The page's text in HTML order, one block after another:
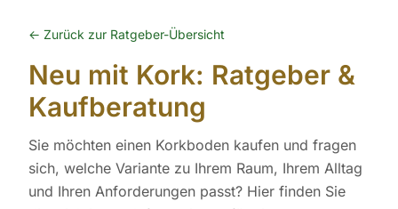
← Zurück zur Ratgeber-Übersicht
Neu mit Kork: Ratgeber &
Kaufberatung
Sie möchten einen Korkboden kaufen und fragen
sich, welche Variante zu Ihrem Raum, Ihrem Alltag
und Ihren Anforderungen passt? Hier finden Sie